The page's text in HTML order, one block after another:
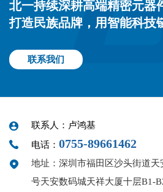
北一持续深耕高端精密元器
打造民族品牌，用智能科技
联系我们
联系人：卢鸿基
电话： 0755-89661462
地址：深圳市福田区沙头街道天
号天安数码城天祥大厦十层B1-